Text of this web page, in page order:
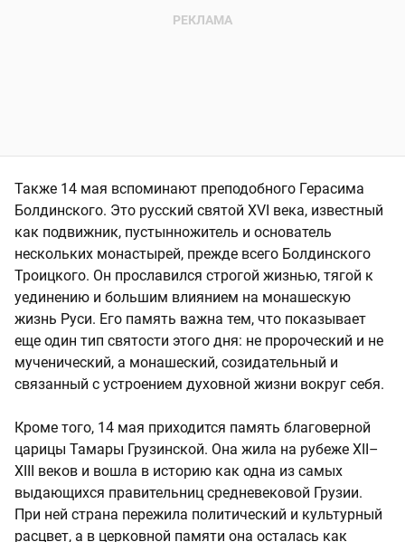
Также 14 мая вспоминают преподобного Герасима
Болдинского. Это русский святой XVI века, известный
как подвижник, пустынножитель и основатель
нескольких монастырей, прежде всего Болдинского
Троицкого. Он прославился строгой жизнью, тягой к
уединению и большим влиянием на монашескую
жизнь Руси. Его память важна тем, что показывает
еще один тип святости этого дня: не пророческий и не
мученический, а монашеский, созидательный и
связанный с устроением духовной жизни вокруг себя.
Кроме того, 14 мая приходится память благоверной
царицы Тамары Грузинской. Она жила на рубеже XII–
XIII веков и вошла в историю как одна из самых
выдающихся правительниц средневековой Грузии.
При ней страна пережила политический и культурный
расцвет, а в церковной памяти она осталась как